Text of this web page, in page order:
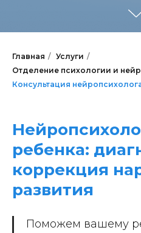
Главная / Услуги /
Отделение психологии и
Консультация
ребенка:
коррекция
развития
Поможем вашему